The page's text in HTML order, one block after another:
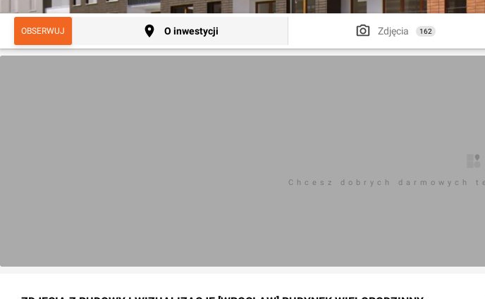
OBSERWUJ O inwestycji Zdjęcia 162
Chcesz dobrych darmowych